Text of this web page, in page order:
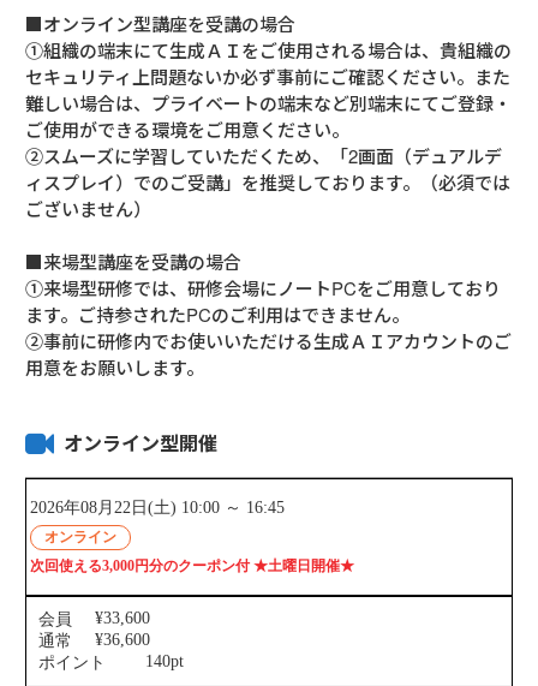
■オンライン型講座を受講の場合
①組織の端末にて生成ＡＩをご使用される場合は、貴組織の
セキュリティ上問題ないか必ず事前にご確認ください。また
難しい場合は、プライベートの端末など別端末にてご登録・
ご使用ができる環境をご用意ください。
②スムーズに学習していただくため、「2画面（デュアルデ
ィスプレイ）でのご受講」を推奨しております。（必須では
ございません）
■来場型講座を受講の場合
①来場型研修では、研修会場にノートPCをご用意しており
ます。ご持参されたPCのご利用はできません。
②事前に研修内でお使いいただける生成ＡＩアカウントのご
用意をお願いします。
オンライン型開催